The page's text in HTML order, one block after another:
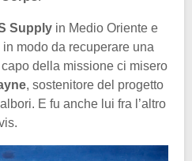
Supply in Medio Oriente e
modo da recuperare una
della missione ci misero
, sostenitore del progetto
E fu anche lui fra l’altro